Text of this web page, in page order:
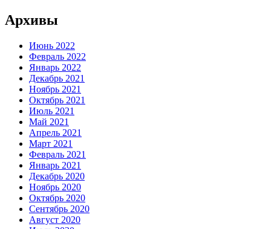
Архивы
Июнь 2022
Февраль 2022
Январь 2022
Декабрь 2021
Ноябрь 2021
Октябрь 2021
Июль 2021
Май 2021
Апрель 2021
Март 2021
Февраль 2021
Январь 2021
Декабрь 2020
Ноябрь 2020
Октябрь 2020
Сентябрь 2020
Август 2020